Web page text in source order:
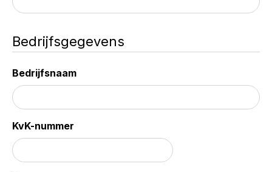
Bedrijfsgegevens
Bedrijfsnaam
KvK-nummer